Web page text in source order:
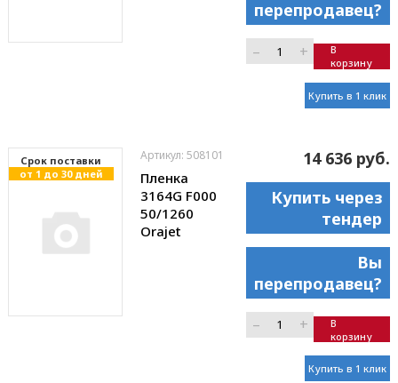
перепродавец?
– +
В
корзину
Купить в 1 клик
Cрок поставки
от 1 до 30 дней
Артикул: 508101
Пленка
3164G F000
50/1260
Orajet
14 636 руб.
Купить через
тендер
Вы
перепродавец?
– +
В
корзину
Купить в 1 клик